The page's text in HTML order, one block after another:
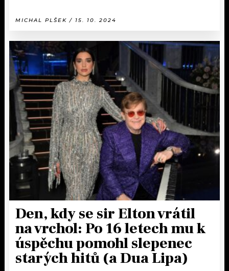
MICHAL PLŠEK / 15. 10. 2024
Den, kdy se sir Elton vrátil
na vrchol: Po 16 letech mu k
úspěchu pomohl slepenec
starých hitů (a Dua Lipa)